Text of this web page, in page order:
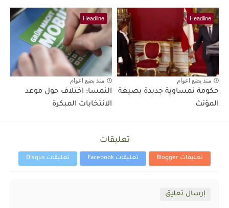
Headline
منذ بضع اعوام
حكومة نمساوية جديدة بصيغة
المؤنث
Headline
منذ بضع اعوام
النمسا: اختلاف حول موعد
الانتخابات المبكرة
تعليقات
تعليقات Blogger تعليقات Facebook تعليقات Disqus
إرسال تعليق